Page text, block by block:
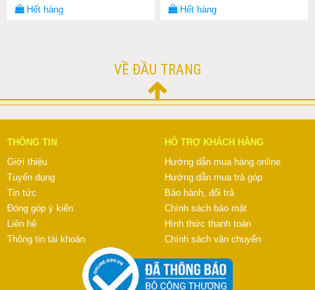
Hết hàng Hết hàng
VỀ ĐẦU TRANG
THÔNG TIN
Giới thiệu
Tuyển dụng
Tin tức
Đóng góp ý kiến
Liên hệ
Thông tin tài khoản
HỖ TRỢ KHÁCH HÀNG
Hướng dẫn mua hàng online
Hướng dẫn mua trả góp
Bảo hành, đổi trả
Chính sách bảo mật
Hình thức thanh toán
Chính sách vận chuyển